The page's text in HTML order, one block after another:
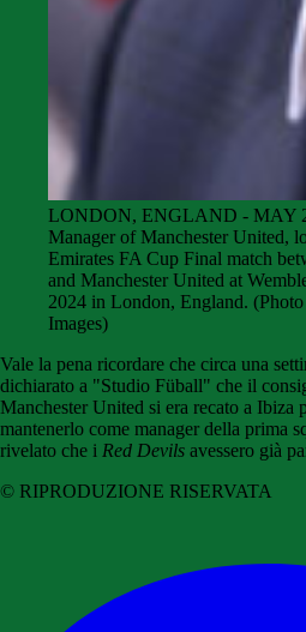
LONDON, ENGLAND - MAY
Manager of Manchester United,
Emirates FA Cup Final match
and Manchester United at
2024 in London, England.
Images)
Vale la pena ricordare che circa una
dichiarato a "Studio Füball" che il
Manchester United si era recato a Ibiza
mantenerlo come manager della prima
rivelato che i Red Devils avessero già
© RIPRODUZIONE RISERVATA